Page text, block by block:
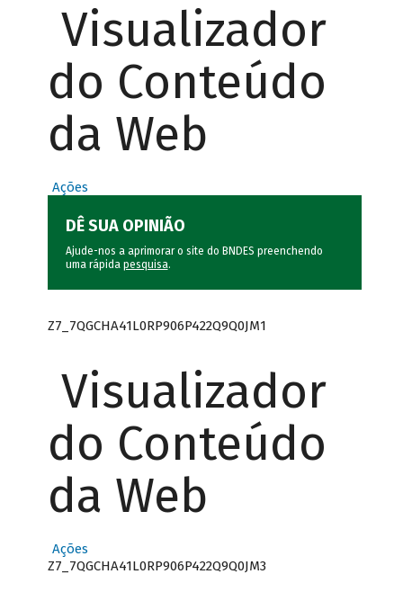
Visualizador
do Conteúdo
da Web
Ações
DÊ SUA OPINIÃO
Ajude-nos a aprimorar o site do BNDES preenchendo
uma rápida pesquisa.
Z7_7QGCHA41L0RP906P422Q9Q0JM1
Visualizador
do Conteúdo
da Web
Ações
Z7_7QGCHA41L0RP906P422Q9Q0JM3